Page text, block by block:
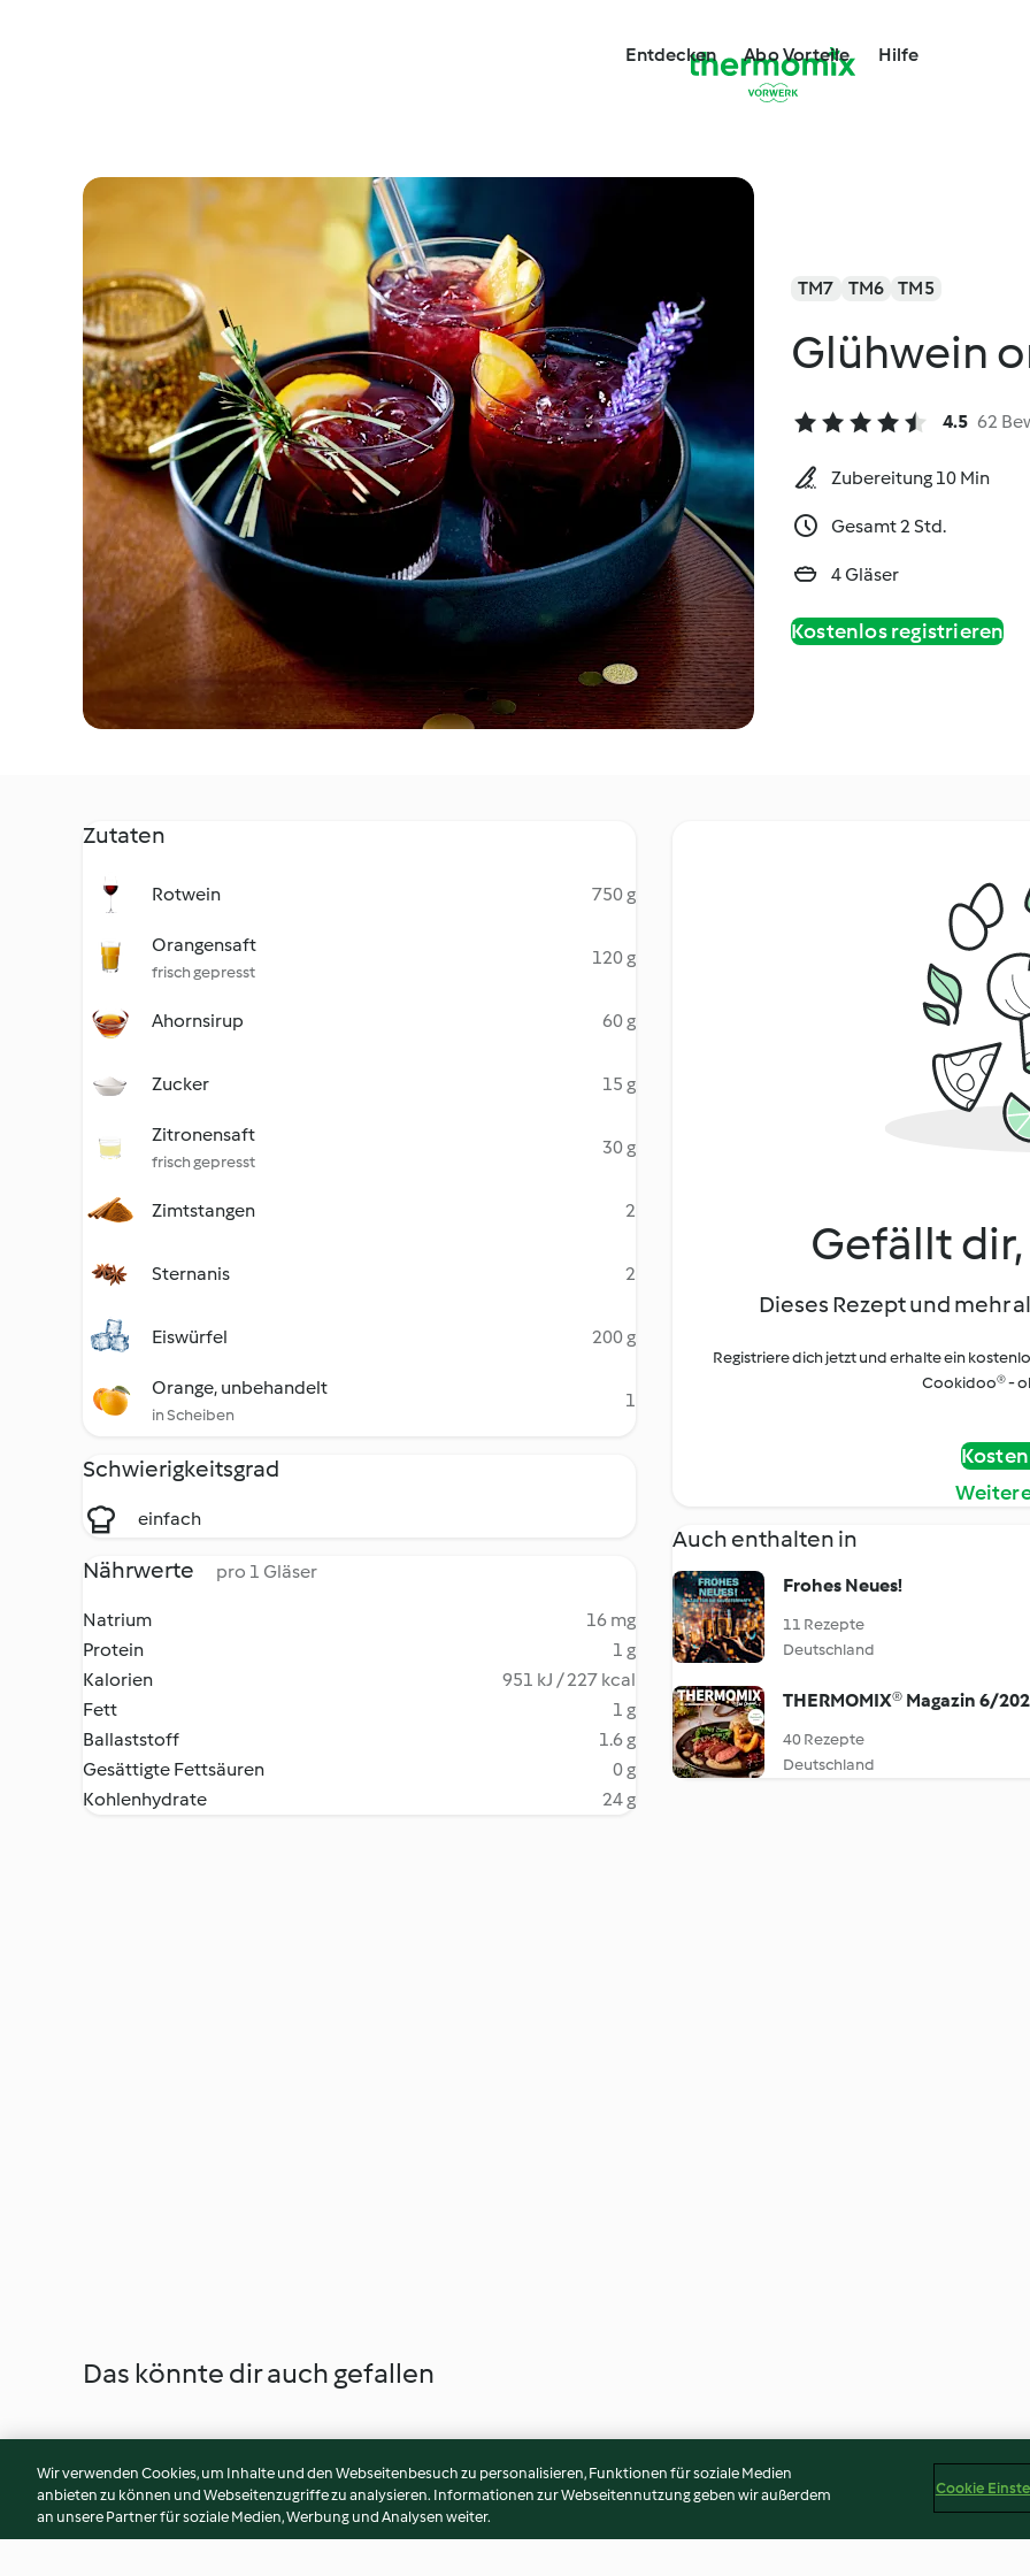
Entdecken Abo Vorteile Hilfe
TM7 TM6 TM5
Glühwein
4.5 62
Zubereitung 10 Min
Gesamt 2 Std.
4 Gläser
Kostenlos registrieren
Zutaten
Rotwein 750 g
Orangensaft
frisch gepresst
120 g
Ahornsirup 60 g
Zucker 15 g
Zitronensaft
frisch gepresst
30 g
Zimtstangen 2
Sternanis 2
Eiswürfel 200 g
Orange, unbehandelt
in Scheiben
1
Schwierigkeitsgrad
einfach
Nährwerte pro 1 Gläser
Natrium
16 mg
Protein
1 g
Kalorien
951 kJ / 227 kcal
Fett
1 g
Ballaststoff
1.6 g
Gesättigte Fettsäuren
0 g
Kohlenhydrate
24 g
Gefällt
Dieses Rezept und mehr
Registriere dich jetzt und erhalte ein
Cookidoo® -
Auch enthalten in
Frohes Neues!
11 Rezepte
Deutschland
THERMOMIX® Magazin 6/
40 Rezepte
Deutschland
Das könnte dir auch gefallen
Wir verwenden Cookies, um Inhalte und den Webseitenbesuch zu personalisieren, Funktionen für soziale Medien
anbieten zu können und Webseitenzugriffe zu analysieren. Informationen zur Webseitennutzung geben wir außerdem
an unsere Partner für soziale Medien, Werbung und Analysen weiter.
Cookie